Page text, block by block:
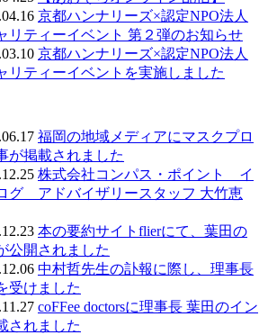
京都ハンナリーズ×認定NPO法人
ティーイベント 第２弾のお知らせ
京都ハンナリーズ×認定NPO法人
ティーイベントを実施しました
福岡の地域メディアにマスクプロ
が掲載されました
株式会社コンパス・ポイント イ
グ アドバイザリースタッフ 大竹恵
本の要約サイトflierにて、葉田の
公開されました
中村哲先生の訃報に際し、理事長
受けました
coFFee doctorsに理事長 葉田のイン
されました